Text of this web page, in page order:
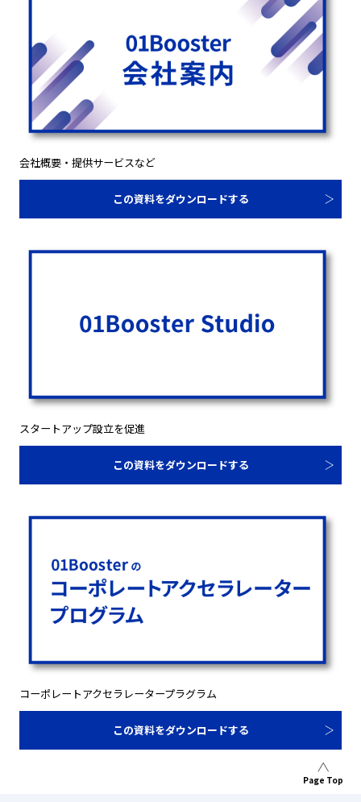
会社概要・提供サービスなど
この資料をダウンロードする
スタートアップ設立を促進
この資料をダウンロードする
コーポレートアクセラレータープラグラム
この資料をダウンロードする
Page Top